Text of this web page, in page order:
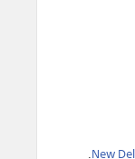
New
.